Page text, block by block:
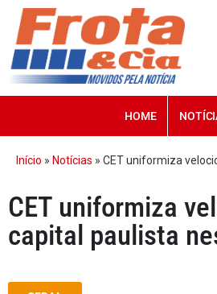
HOME
Início » Notícias » CET uniformiza
CET uniformiza
capital paulista